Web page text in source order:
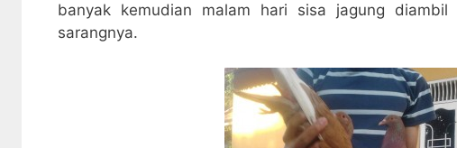
banyak kemudian malam hari sisa jagung
sarangnya.